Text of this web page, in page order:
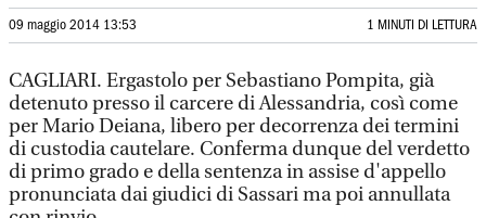
09 maggio 2014 13:53 1 MINUTI DI LETTURA
CAGLIARI. Ergastolo per Sebastiano Pompita, già
detenuto presso il carcere di Alessandria, così come
per Mario Deiana, libero per decorrenza dei termini
di custodia cautelare. Conferma dunque del verdetto
di primo grado e della sentenza in assise d'appello
pronunciata dai giudici di Sassari ma poi annullata